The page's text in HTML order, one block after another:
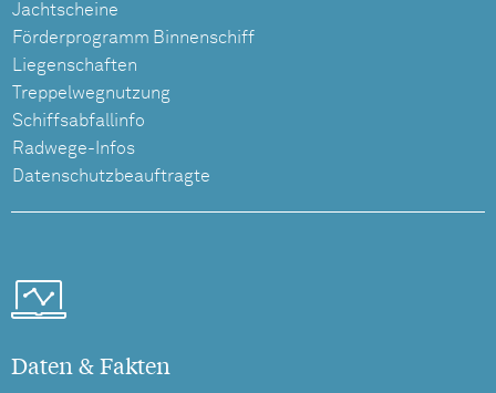
Jachtscheine
Förderprogramm Binnenschiff
Liegenschaften
Treppelwegnutzung
Schiffsabfallinfo
Radwege-Infos
Datenschutzbeauftragte
Daten & Fakten